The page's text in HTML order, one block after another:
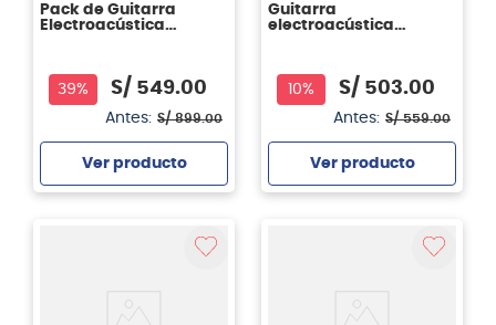
Pack de Guitarra
Electroacústica
39% S/ 549.00
Antes: S/ 899.00
Ver producto
Guitarra
electroacústica
10% S/ 503.00
Antes: S/ 559.00
Ver producto